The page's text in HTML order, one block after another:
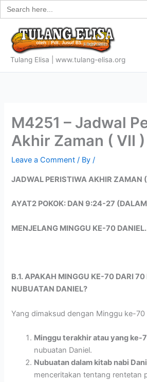
Search
for:
Skip
to
content
Tulang Elisa | www.tulang-elisa.org
M4251 – Jadwal
Akhir Zaman ( VII )
Leave a Comment / By/
JADWAL PERISTIWA AKHIR ZAMAN
AYAT2 POKOK: DAN 9:24-27
MENJELANG MINGGU KE-70 DANIEL.
B.1. APAKAH MINGGU KE-70 DARI 70
NUBUATAN DANIEL?
Yang dimaksud dengan Minggu ke-70
Minggu terakhir atau yang ke-
nubuatan Daniel.
Nubuatan dalam kitab nabi
menceritakan tentang rentetan